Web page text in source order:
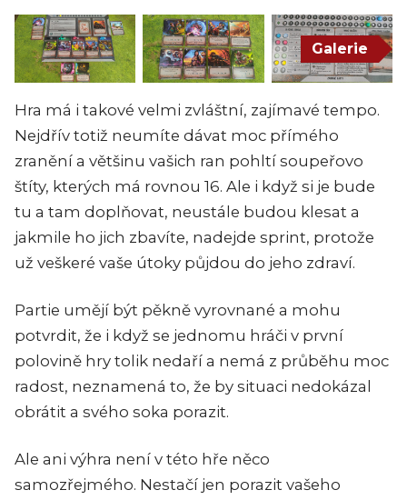
Galerie
Hra má i takové velmi zvláštní, zajímavé tempo.
Nejdřív totiž neumíte dávat moc přímého
zranění a většinu vašich ran pohltí soupeřovo
štíty, kterých má rovnou 16. Ale i když si je bude
tu a tam doplňovat, neustále budou klesat a
jakmile ho jich zbavíte, nadejde sprint, protože
už veškeré vaše útoky půjdou do jeho zdraví.
Partie umějí být pěkně vyrovnané a mohu
potvrdit, že i když se jednomu hráči v první
polovině hry tolik nedaří a nemá z průběhu moc
radost, neznamená to, že by situaci nedokázal
obrátit a svého soka porazit.
Ale ani výhra není v této hře něco
samozřejmého. Nestačí jen porazit vašeho